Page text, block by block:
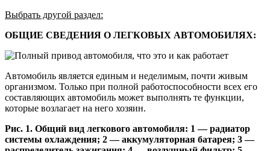
Выбрать другой раздел:
ОБЩИЕ СВЕДЕНИЯ О ЛЕГКОВЫХ АВТОМОБИЛЯХ:
Автомобиль является единым и неделимым, почти живым
организмом. Только при полной работоспособности всех его
составляющих автомобиль может выполнять те функции,
которые возлагает на него хозяин.
Рис. 1. Общий вид легкового автомобиля: 1 — радиатор
системы охлаждения; 2 — аккумуляторная батарея; 3 —